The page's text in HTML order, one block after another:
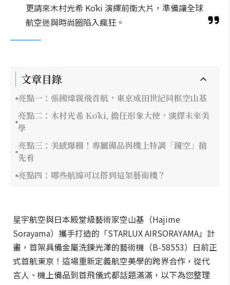
更請來木村光希 Kōki 演繹前衛大片，準備讓全球
航空迷與時尚圈陷入瘋狂。
文章目錄
亮點一：張國煒親飛首航，東京成田世紀同框空山基
亮點二：木村光希 Kōki, 擔任形象大使，演繹未來美
學
亮點三：美感爆棚！專屬備品與機上特調「鏡空」搶
先看
亮點四：哪些航線可以搭到這架藝術機？
星宇航空與日本殿堂級藝術家空山基（Hajime
Sorayama）攜手打造的「STARLUX AIRSORAYAMA」計
畫，首架具備金屬洗鍊光澤的藝術機（B-58553）日前正
式首航東京！這場重新定義航空美學的跨界合作，從代
言人、機上備品到首飛儀式都話題滿滿，以下為您整理